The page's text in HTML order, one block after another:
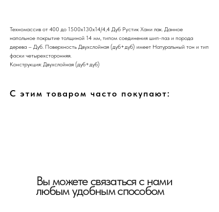
Техномассив от 400 до 1500х130х14/4,4 Дуб Рустик Хани лак. Данное
напольное покрытие толщиной 14 мм, типом соединения шип-паз и порода
дерева – Дуб. Поверхность Двухслойная (дуб+дуб) имеет Натуральный тон и тип
фаски четырехсторонняя.
Конструкция: Двухслойная (дуб+дуб)
С этим товаром часто покупают:
Вы можете связаться с нами
любым удобным способом